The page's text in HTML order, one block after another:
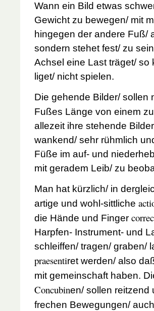
Wann ein Bild etwas
Gewicht zu bewegen/ mit
hingegen der andere Fuß/
sondern stehet fest/ zu
Achsel eine Last träget/ so
liget/ nicht spielen.
Die gehende Bilder/ sollen
Fußes Länge von einem
allezeit ihre stehende
wankend/ sehr rühmlich
Füße im auf- und
mit geradem Leib/ zu
Man hat kürzlich/ in
artige und wohl-sittliche
die Hände und Finger
Harpfen- Instrument- und
schleiffen/ tragen/ graben/
praesentiret werden/ also
mit gemeinschaft haben.
Concubinen/ sollen reitzend
frechen Bewegungen/